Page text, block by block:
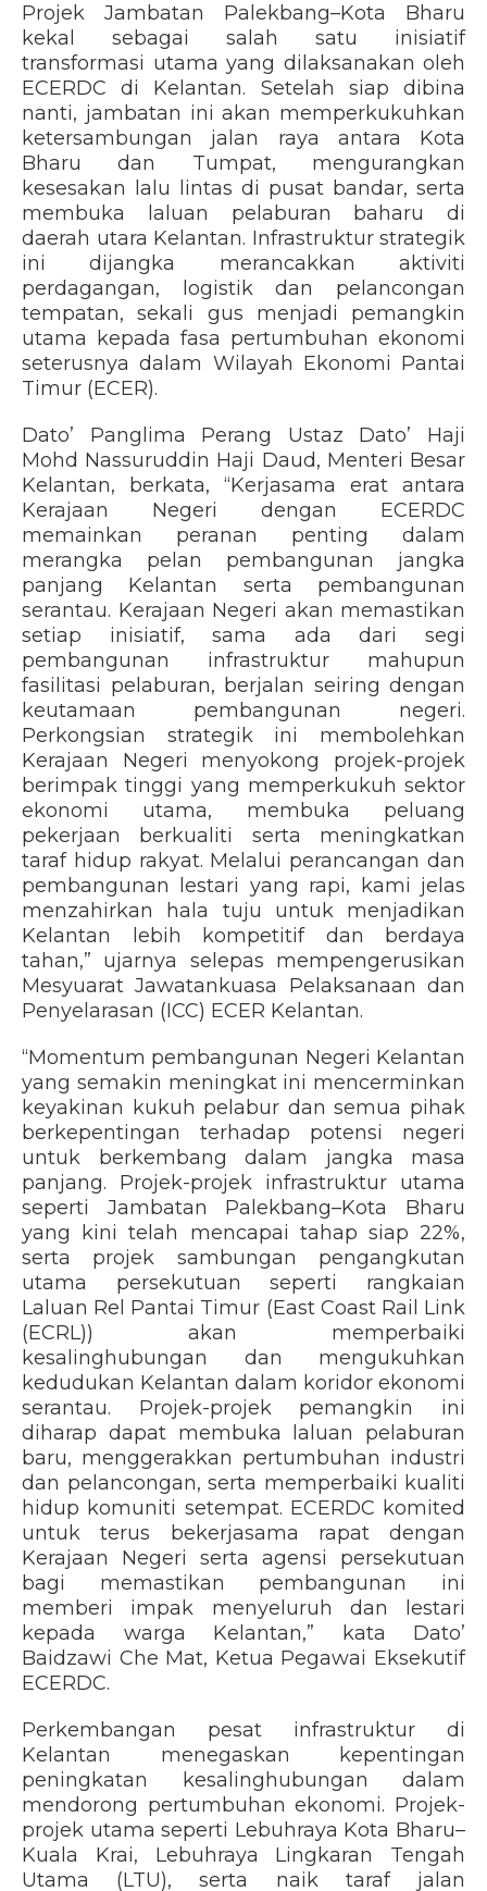
Projek Jambatan Palekbang–Kota Bharu
kekal sebagai salah satu inisiatif
transformasi utama yang dilaksanakan oleh
ECERDC di Kelantan. Setelah siap dibina
nanti, jambatan ini akan memperkukuhkan
ketersambungan jalan raya antara Kota
Bharu dan Tumpat, mengurangkan
kesesakan lalu lintas di pusat bandar, serta
membuka laluan pelaburan baharu di
daerah utara Kelantan. Infrastruktur strategik
ini dijangka merancakkan aktiviti
perdagangan, logistik dan pelancongan
tempatan, sekali gus menjadi pemangkin
utama kepada fasa pertumbuhan ekonomi
seterusnya dalam Wilayah Ekonomi Pantai
Timur (ECER).
Dato’ Panglima Perang Ustaz Dato’ Haji
Mohd Nassuruddin Haji Daud, Menteri Besar
Kelantan, berkata, “Kerjasama erat antara
Kerajaan Negeri dengan ECERDC
memainkan peranan penting dalam
merangka pelan pembangunan jangka
panjang Kelantan serta pembangunan
serantau. Kerajaan Negeri akan memastikan
setiap inisiatif, sama ada dari segi
pembangunan infrastruktur mahupun
fasilitasi pelaburan, berjalan seiring dengan
keutamaan pembangunan negeri.
Perkongsian strategik ini membolehkan
Kerajaan Negeri menyokong projek-projek
berimpak tinggi yang memperkukuh sektor
ekonomi utama, membuka peluang
pekerjaan berkualiti serta meningkatkan
taraf hidup rakyat. Melalui perancangan dan
pembangunan lestari yang rapi, kami jelas
menzahirkan hala tuju untuk menjadikan
Kelantan lebih kompetitif dan berdaya
tahan,” ujarnya selepas mempengerusikan
Mesyuarat Jawatankuasa Pelaksanaan dan
Penyelarasan (ICC) ECER Kelantan.
“Momentum pembangunan Negeri Kelantan
yang semakin meningkat ini mencerminkan
keyakinan kukuh pelabur dan semua pihak
berkepentingan terhadap potensi negeri
untuk berkembang dalam jangka masa
panjang. Projek-projek infrastruktur utama
seperti Jambatan Palekbang–Kota Bharu
yang kini telah mencapai tahap siap 22%,
serta projek sambungan pengangkutan
utama persekutuan seperti rangkaian
Laluan Rel Pantai Timur (East Coast Rail Link
(ECRL)) akan memperbaiki
kesalinghubungan dan mengukuhkan
kedudukan Kelantan dalam koridor ekonomi
serantau. Projek-projek pemangkin ini
diharap dapat membuka laluan pelaburan
baru, menggerakkan pertumbuhan industri
dan pelancongan, serta memperbaiki kualiti
hidup komuniti setempat. ECERDC komited
untuk terus bekerjasama rapat dengan
Kerajaan Negeri serta agensi persekutuan
bagi memastikan pembangunan ini
memberi impak menyeluruh dan lestari
kepada warga Kelantan,” kata Dato’
Baidzawi Che Mat, Ketua Pegawai Eksekutif
ECERDC.
Perkembangan pesat infrastruktur di
Kelantan menegaskan kepentingan
peningkatan kesalinghubungan dalam
mendorong pertumbuhan ekonomi. Projek-
projek utama seperti Lebuhraya Kota Bharu–
Kuala Krai, Lebuhraya Lingkaran Tengah
Utama (LTU), serta naik taraf jalan